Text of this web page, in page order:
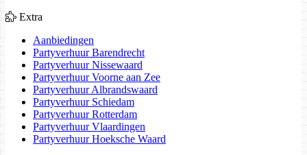
Extra
Aanbiedingen
Partyverhuur Barendrecht
Partyverhuur Nissewaard
Partyverhuur Voorne aan Zee
Partyverhuur Albrandswaard
Partyverhuur Schiedam
Partyverhuur Rotterdam
Partyverhuur Vlaardingen
Partyverhuur Hoeksche Waard